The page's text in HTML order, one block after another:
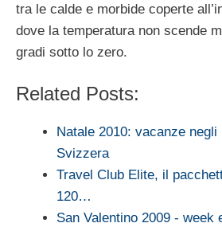
tra le calde e morbide coperte
dove la temperatura non scende
gradi sotto lo zero.
Related Posts:
Natale 2010: vacanze
Svizzera
Travel Club Elite, il
120…
San Valentino 2009 - week